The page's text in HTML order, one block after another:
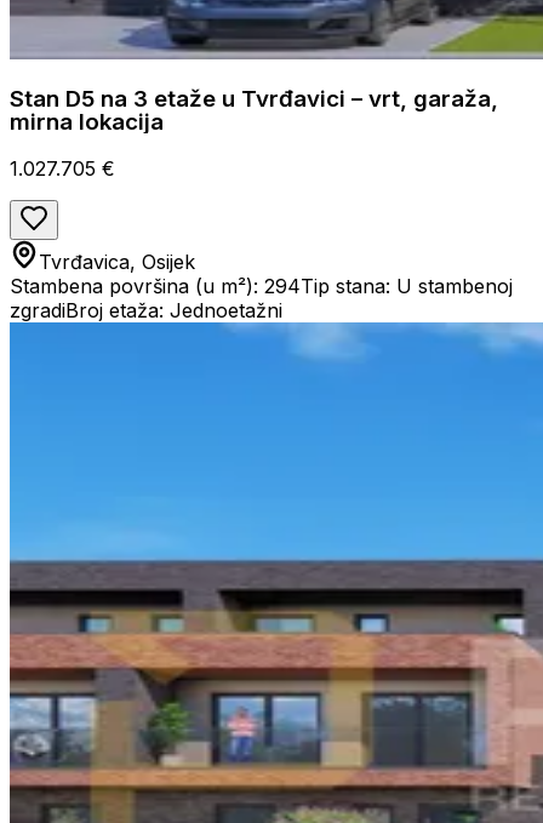
Stan D5 na 3 etaže u Tvrđavici – vrt, garaža,
mirna lokacija
1.027.705 €
Tvrđavica, Osijek
Stambena površina (u m²): 294Tip stana: U stambenoj
zgradiBroj etaža: Jednoetažni